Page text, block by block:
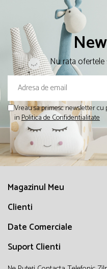
Nu rata
Vreau sa primesc newsletter
inPolitica de Confidentialitate
Magazinul Meu
Clienti
Date Comerciale
Suport Clienti